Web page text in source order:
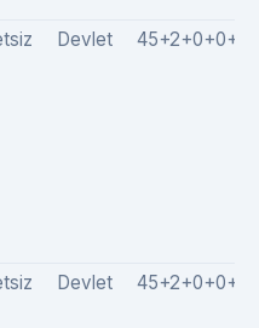
Devlet 45+2+0+0+0
Devlet 45+2+0+0+0